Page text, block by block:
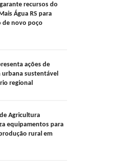
recursos do
Água RS para
de novo poço
ações de
sustentável
regional
Agricultura
equipamentos para
rural em